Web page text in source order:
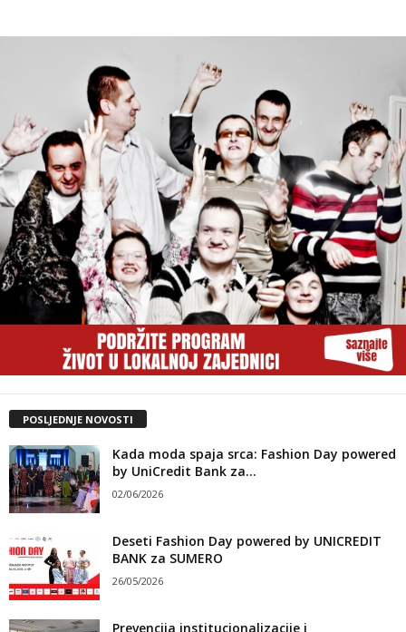
POSLJEDNJE NOVOSTI
Kada moda spaja srca: Fashion Day powered
by UniCredit Bank za...
02/06/2026
Deseti Fashion Day powered by UNICREDIT
BANK za SUMERO
26/05/2026
Prevencija institucionalizacije i